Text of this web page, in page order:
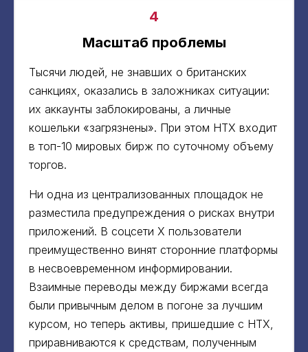
4
Масштаб проблемы
Тысячи людей, не знавших о британских
санкциях, оказались в заложниках ситуации:
их аккаунты заблокированы, а личные
кошельки «загрязнены». При этом HTX входит
в топ-10 мировых бирж по суточному объему
торгов.
Ни одна из централизованных площадок не
разместила предупреждения о рисках внутри
приложений. В соцсети X пользователи
преимущественно винят сторонние платформы
в несвоевременном информировании.
Взаимные переводы между биржами всегда
были привычным делом в погоне за лучшим
курсом, но теперь активы, пришедшие с HTX,
приравниваются к средствам, полученным